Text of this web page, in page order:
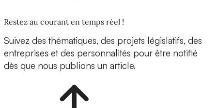
Restez au courant en temps réel !
Suivez des thématiques, des projets législatifs, des
entreprises et des personnalités pour être notifié
dès que nous publions un article.